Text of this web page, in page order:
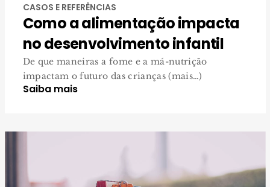
CASOS E REFERÊNCIAS
Como a alimentação impacta
no desenvolvimento infantil
De que maneiras a fome e a má-nutrição
impactam o futuro das crianças (mais…)
Saiba mais